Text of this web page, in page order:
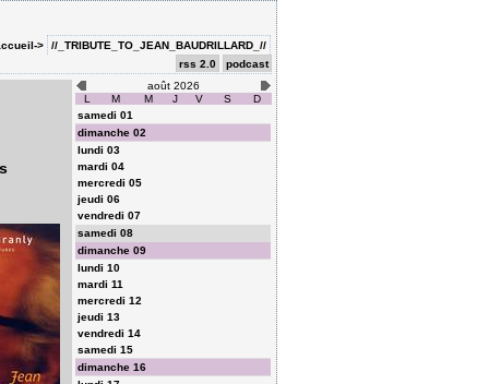
>
//_TRIBUTE_TO_JEAN_BAUDRILLARD_//
rss 2.0
podcast
août 2026
L
M M J V S
D
samedi 01
dimanche 02
lundi 03
mardi 04
mercredi 05
jeudi 06
vendredi 07
samedi 08
dimanche 09
lundi 10
mardi 11
mercredi 12
jeudi 13
vendredi 14
samedi 15
dimanche 16